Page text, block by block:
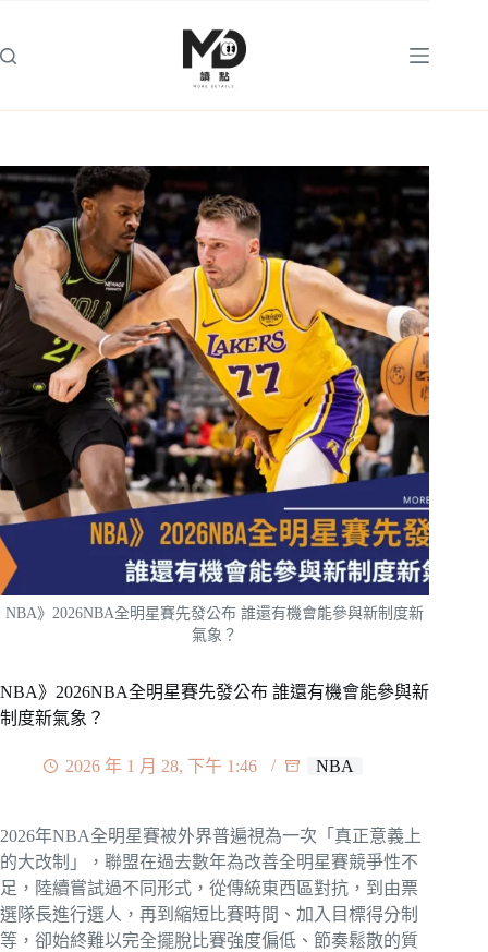
主
NBA》2026NBA全明星賽先發公布 誰還有機會能參與新制度新
氣象？
NBA》2026NBA全明星賽先發公布 誰還有機會能參與新
制度新氣象？
2026 年 1 月 28, 下午 1:46 NBA
2026年NBA全明星賽被外界普遍視為一次「真正意義上
的大改制」，聯盟在過去數年為改善全明星賽競爭性不
足，陸續嘗試過不同形式，從傳統東西區對抗，到由票
選隊長進行選人，再到縮短比賽時間、加入目標得分制
等，卻始終難以完全擺脫比賽強度偏低、節奏鬆散的質